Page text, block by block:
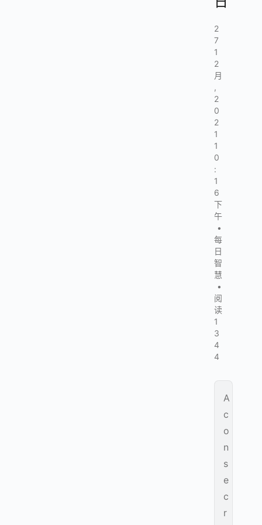
2
7
1
2
月
,
2
0
2
1
1
0
:
1
6
下
午
•
每
日
智
慧
•
阅
读
1
3
4
4
A
c
o
n
s
e
c
r